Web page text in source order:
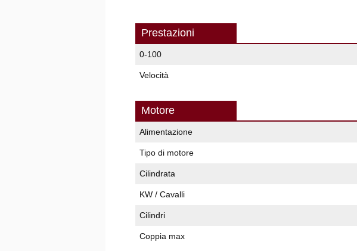
Prestazioni
0-100
Velocità
Motore
Alimentazione
Tipo di motore
Cilindrata
KW / Cavalli
Cilindri
Coppia max